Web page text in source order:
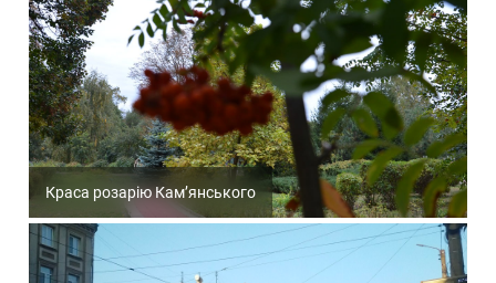
Краса розарію Кам’янського